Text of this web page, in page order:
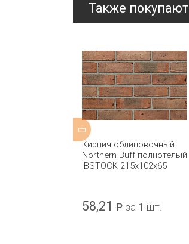
Также покупают
Кирпич облицовочный
Northern Buff полнотелый
IBSTOCK 215x102x65
58,21 Р за 1 шт.